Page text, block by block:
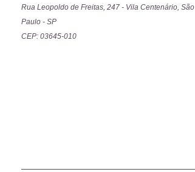
Rua Leopoldo de Freitas, 247 - Vila Centenário, São
Paulo - SP
CEP: 03645-010